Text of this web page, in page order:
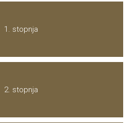
1. stopnja
2. stopnja